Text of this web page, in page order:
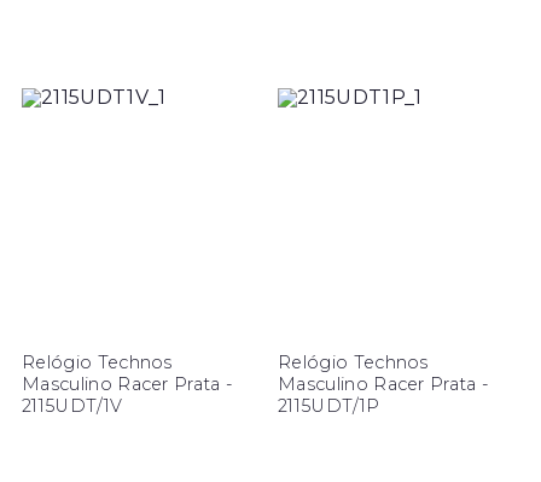
Relógio Technos
Masculino Racer Prata -
2115UDT/1V
Relógio Technos
Masculino Racer Prata -
2115UDT/1P